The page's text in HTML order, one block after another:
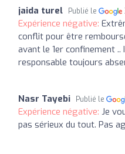
jaida turel Publié le
Expérience négative:
conflit pour être
avant le 1er confinement
responsable toujours
Nasr Tayebi Publié le
Expérience négative: Je
pas sérieux du tout. Pas